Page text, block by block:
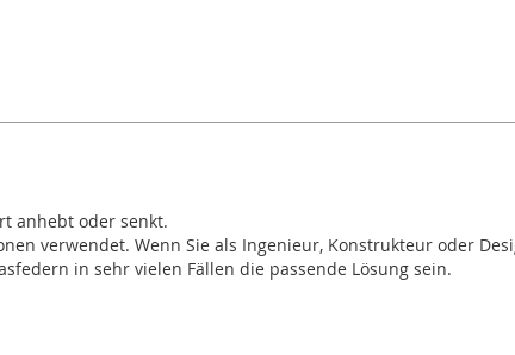
anhebt oder senkt.
verwendet. Wenn Sie als Ingenieur, Konstrukteur oder
in sehr vielen Fällen die passende Lösung sein.